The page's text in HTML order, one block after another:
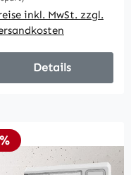
inkl. MwSt. zzgl.
Details
Rabatt
%